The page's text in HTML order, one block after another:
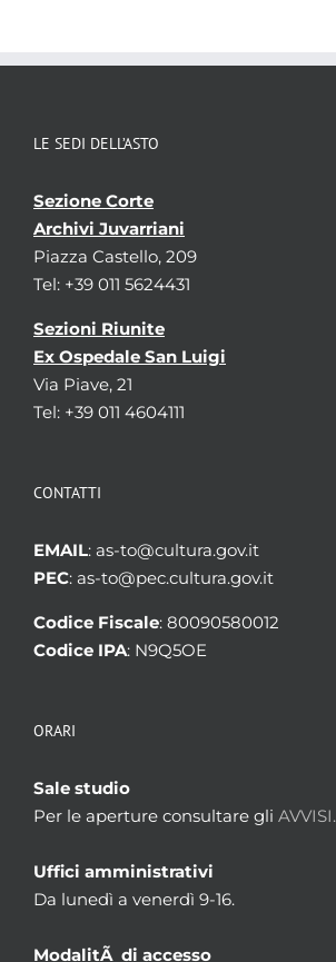
LE SEDI DELL’ASTO
Sezione Corte
Archivi Juvarriani
Piazza Castello, 209
Tel: +39 011 5624431
Sezioni Riunite
Ex Ospedale San Luigi
Via Piave, 21
Tel: +39 011 4604111
CONTATTI
EMAIL: as-to@cultura.gov.it
PEC: as-to@pec.cultura.gov.it
Codice Fiscale: 80090580012
Codice IPA: N9Q5OE
ORARI
Sale studio
Per le aperture consultare gli AVVISI.
Uffici amministrativi
Da lunedì a venerdì 9-16.
ModalitÃ di accesso